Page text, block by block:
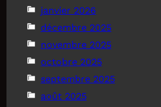
janvier 2026
décembre 2025
novembre 2025
octobre 2025
septembre 2025
août 2025